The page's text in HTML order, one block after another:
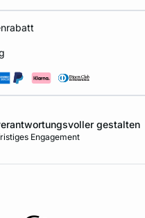
gestalten
Engagement